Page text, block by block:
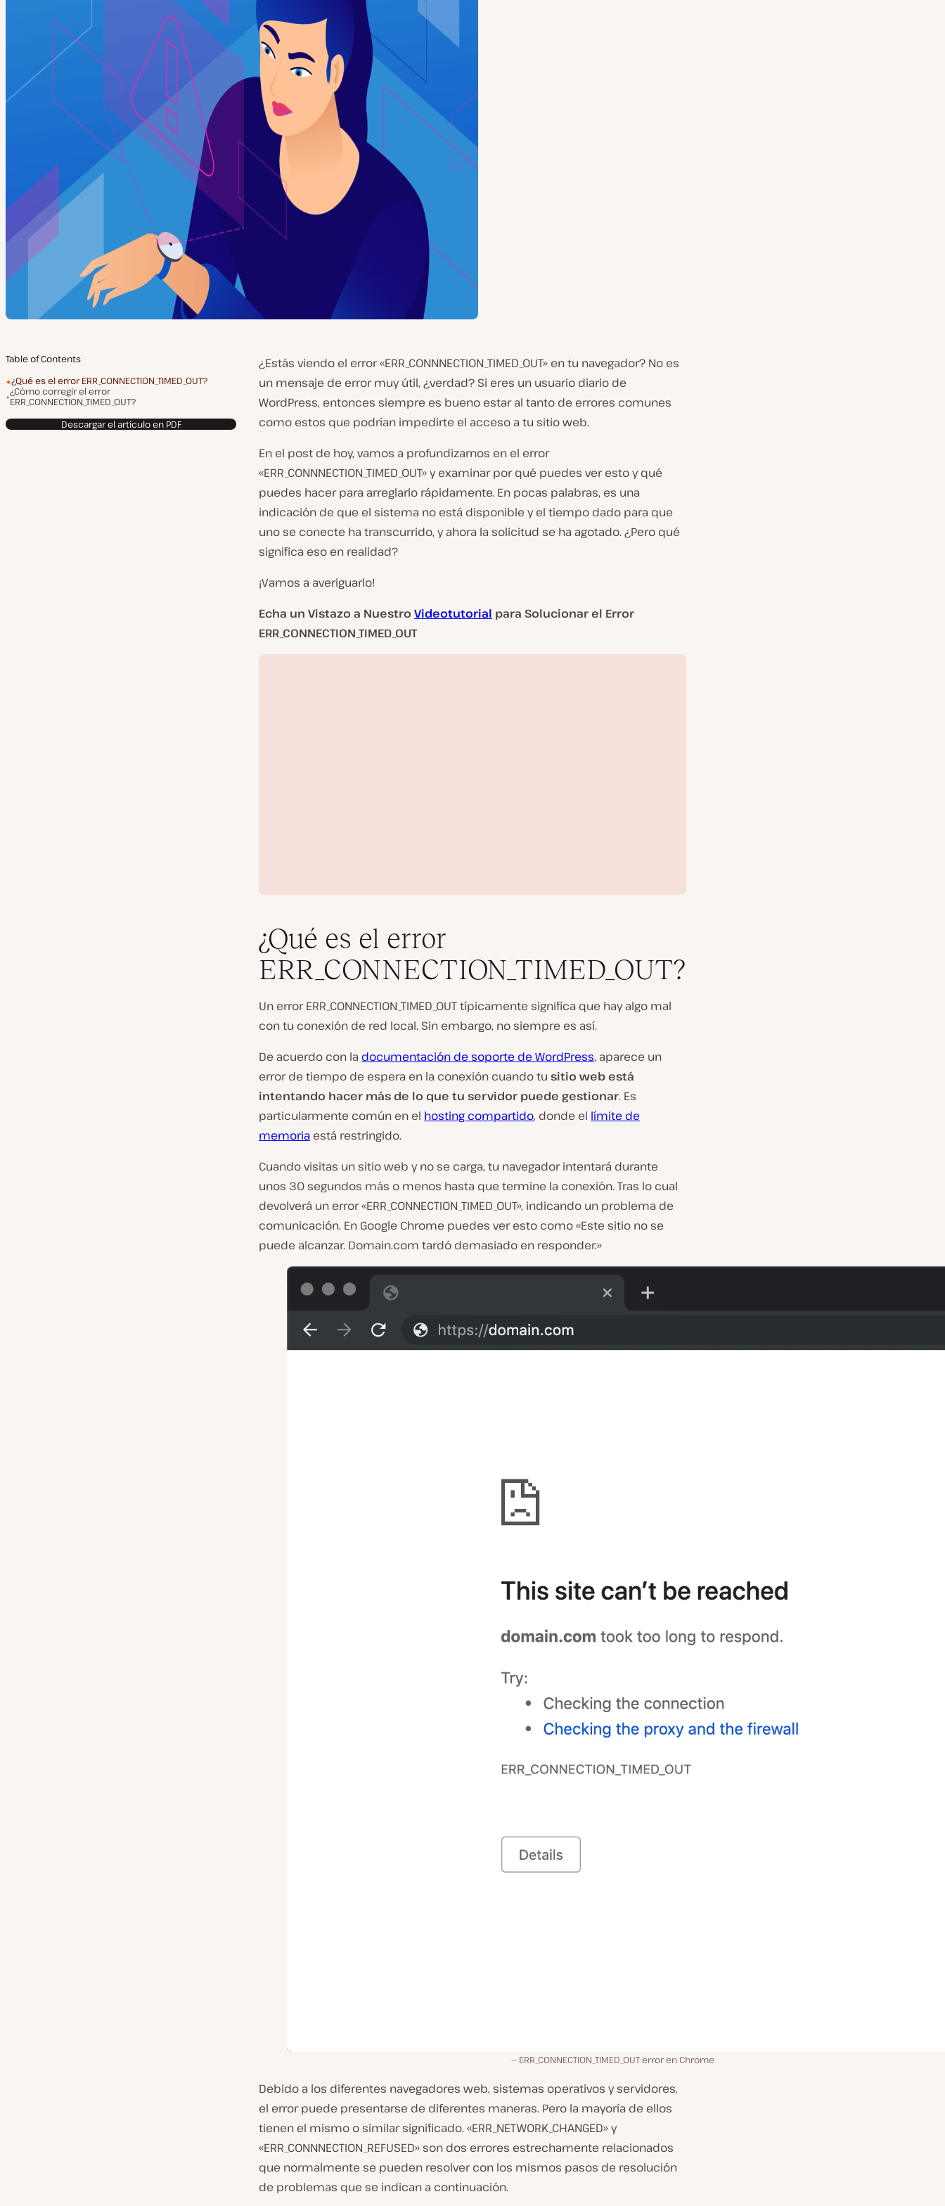
Table of Contents
¿Qué es el error ERR_CONNECTION_TIMED_OUT?
¿Cómo corregir el error
ERR_CONNECTION_TIMED_OUT?
Descargar el artículo en PDF
¿Estás viendo el error «ERR_CONNNECTION_TIMED_OUT» en tu navegador? No es
un mensaje de error muy útil, ¿verdad? Si eres un usuario diario de
WordPress, entonces siempre es bueno estar al tanto de errores comunes
como estos que podrían impedirte el acceso a tu sitio web.
En el post de hoy, vamos a profundizarnos en el error
«ERR_CONNNECTION_TIMED_OUT» y examinar por qué puedes ver esto y qué
puedes hacer para arreglarlo rápidamente. En pocas palabras, es una
indicación de que el sistema no está disponible y el tiempo dado para que
uno se conecte ha transcurrido, y ahora la solicitud se ha agotado. ¿Pero qué
significa eso en realidad?
¡Vamos a averiguarlo!
Echa un Vistazo a Nuestro Videotutorial para Solucionar el Error
ERR_CONNECTION_TIMED_OUT
R
e
r
d
u
i
d
e
¿Qué es el error
ERR_CONNECTION_TIMED_OUT?
Un error ERR_CONNECTION_TIMED_OUT típicamente significa que hay algo mal
con tu conexión de red local. Sin embargo, no siempre es así.
De acuerdo con la documentación de soporte de WordPress, aparece un
error de tiempo de espera en la conexión cuando tu sitio web está
intentando hacer más de lo que tu servidor puede gestionar. Es
particularmente común en el hosting compartido, donde el límite de
memoria está restringido.
Cuando visitas un sitio web y no se carga, tu navegador intentará durante
unos 30 segundos más o menos hasta que termine la conexión. Tras lo cual
devolverá un error «ERR_CONNECTION_TIMED_OUT», indicando un problema de
comunicación. En Google Chrome puedes ver esto como «Este sitio no se
puede alcanzar. Domain.com tardó demasiado en responder.»
ERR_CONNECTION_TIMED_OUT error en Chrome
Debido a los diferentes navegadores web, sistemas operativos y servidores,
el error puede presentarse de diferentes maneras. Pero la mayoría de ellos
tienen el mismo o similar significado. «ERR_NETWORK_CHANGED» y
«ERR_CONNNECTION_REFUSED» son dos errores estrechamente relacionados
que normalmente se pueden resolver con los mismos pasos de resolución
de problemas que se indican a continuación.